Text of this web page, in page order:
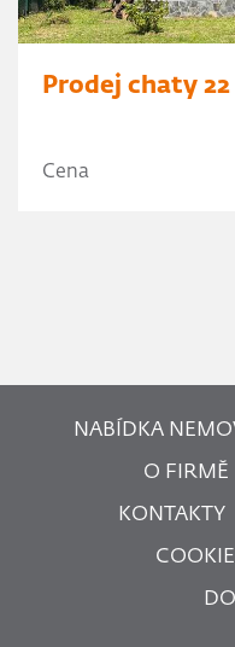
Prodej chaty
Cena
NABÍDKA
O FIRMĚ
KONTAKTY